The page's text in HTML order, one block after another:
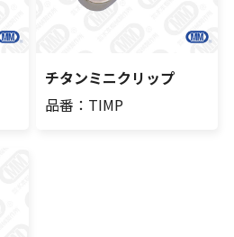
チタンミニクリップ
品番：TIMP